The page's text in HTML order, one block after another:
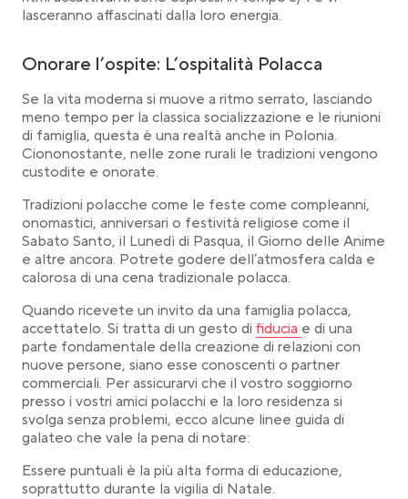
lasceranno affascinati dalla loro energia.
Onorare l’ospite: L’ospitalità Polacca
Se la vita moderna si muove a ritmo serrato, lasciando
meno tempo per la classica socializzazione e le riunioni
di famiglia, questa è una realtà anche in Polonia.
Ciononostante, nelle zone rurali le tradizioni vengono
custodite e onorate.
Tradizioni polacche come le feste come compleanni,
onomastici, anniversari o festività religiose come il
Sabato Santo, il Lunedì di Pasqua, il Giorno delle Anime
e altre ancora. Potrete godere dell’atmosfera calda e
calorosa di una cena tradizionale polacca.
Quando ricevete un invito da una famiglia polacca,
accettatelo. Si tratta di un gesto di Link opens in a new
fiducia e di una
parte fondamentale della creazione di relazioni con
nuove persone, siano esse conoscenti o partner
commerciali. Per assicurarvi che il vostro soggiorno
presso i vostri amici polacchi e la loro residenza si
svolga senza problemi, ecco alcune linee guida di
galateo che vale la pena di notare:
Essere puntuali è la più alta forma di educazione,
soprattutto durante la vigilia di Natale.